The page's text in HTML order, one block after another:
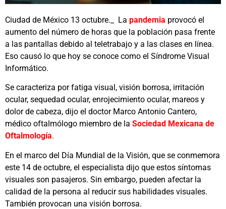
Ciudad de México 13 octubre._ La pandemia provocó el
aumento del número de horas que la población pasa frente
a las pantallas debido al teletrabajo y a las clases en línea.
Eso causó lo que hoy se conoce como el Síndrome Visual
Informático.
Se caracteriza por fatiga visual, visión borrosa, irritación
ocular, sequedad ocular, enrojecimiento ocular, mareos y
dolor de cabeza, dijo el doctor Marco Antonio Cantero,
médico oftalmólogo miembro de la Sociedad Mexicana de
Oftalmología.
En el marco del Día Mundial de la Visión, que se conmemora
este 14 de octubre, el especialista dijo que estos síntomas
visuales son pasajeros. Sin embargo, pueden afectar la
calidad de la persona al reducir sus habilidades visuales.
También provocan una visión borrosa.